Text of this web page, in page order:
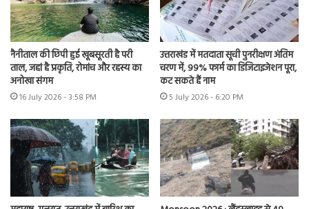
नैनीताल की छिपी हुई खूबसूरती है परी
ताल, जहां है प्रकृति, रोमांच और रहस्य का
अनोखा संगम
16 July 2026 - 3:58 PM
उत्तराखंड में मतदाता सूची पुनरीक्षण अंतिम
चरण में, 99% फार्म का डिजिटाइजेशन पूरा,
कट सकते हैं नाम
5 July 2026 - 6:20 PM